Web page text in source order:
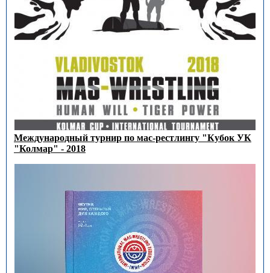
Международный турнир по мас-рестлингу "Кубок УК
"Колмар" - 2018